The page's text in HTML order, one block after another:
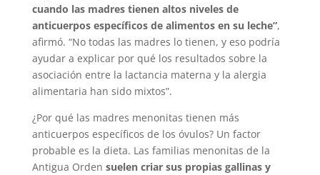
cuando las madres tienen altos niveles de
anticuerpos específicos de alimentos en su leche”,
afirmó. “No todas las madres lo tienen, y eso podría
ayudar a explicar por qué los resultados sobre la
asociación entre la lactancia materna y la alergia
alimentaria han sido mixtos”.
¿Por qué las madres menonitas tienen más
anticuerpos específicos de los óvulos? Un factor
probable es la dieta. Las familias menonitas de la
Antigua Orden suelen criar sus propias gallinas y